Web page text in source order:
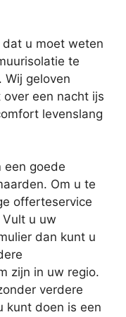
u moet weten
te
Wij geloven
een nacht ijs
levenslang
een goede
Om u te
offerteservice
u uw
dan kunt u
zijn in uw regio.
verdere
kunt doen is een